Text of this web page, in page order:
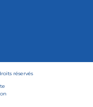
réservés